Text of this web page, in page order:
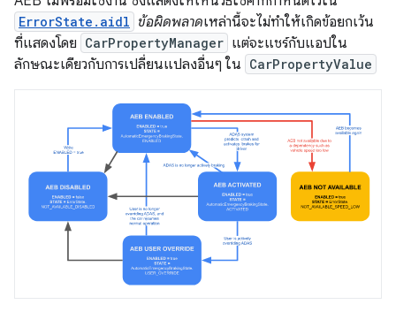
ErrorState.aidl ข้อผิดพลาดเหล่านี้จะไม่ทำให้เกิดข้อยกเว้น
ที่แสดงโดย CarPropertyManager แต่จะแชร์กับแอปใน
ลักษณะเดียวกับการเปลี่ยนแปลงอื่นๆ ใน CarPropertyValue